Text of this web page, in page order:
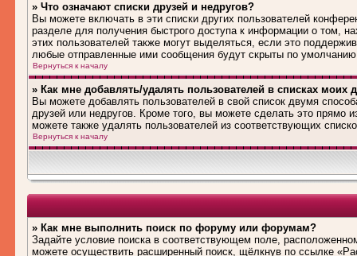
» Что означают списки друзей и недругов?
Вы можете включать в эти списки других пользователей
разделе для получения быстрого доступа к информации о том,
этих пользователей также могут выделяться, если это
любые отправленные ими сообщения будут скрыты по
Вернуться к началу
» Как мне добавлять/удалять пользователей в списках моих
Вы можете добавлять пользователей в свой список двумя
друзей или недругов. Кроме того, вы можете сделать это прямо
можете также удалять пользователей из соответствующих
Вернуться к началу
» Как мне выполнить поиск по форуму или форумам?
Задайте условие поиска в соответствующем поле,
можете осуществить расширенный поиск, щёлкнув по ссылке